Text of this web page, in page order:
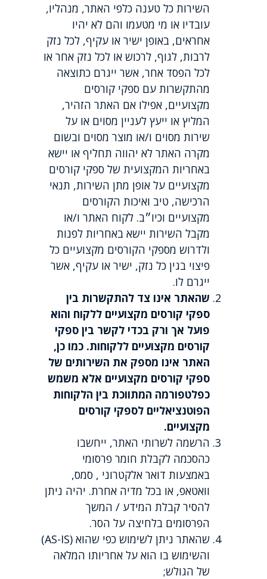
השירות כל טענה כלפי האתר, מנהליו,
עובדיו או מי מטעמו והם לא יהיו
אחראים, באופן ישיר או עקיף, לכל נזק
לרבות, לגוף, לרכוש או לכל נזק אחר או
לכל הפסד אחר, אשר ייגרם כתוצאה
מהתקשרות עם ספקי קורסים
מקצועיים, אפילו אם האתר הזהיר,
המליץ או ייעץ לעניין מסוים או על
שירות מסוים ו/או מוצר מסוים ובשום
מקרה האתר לא יהווה תחליף או יישא
באחריות המקצועית של ספקי קורסים
מקצועיים על אופן מתן השירות, תנאי
הרכישה, טיב ואיכות הקורסים
מקצועיים וכיו״ב. לקוח האתר ו/או
מקבל השירות יישא באחריות לפנות
ולדרוש מספקי הקורסים מקצועיים כל
פיצוי בגין כל נזק, ישיר או עקיף, אשר
ייגרם לו.
שהאתר אינו צד להתקשרות בין
ספקי קורסים מקצועיים ללקוח והוא
פועל אך ורק בכדי לקשר בין ספקי
קורסים מקצועיים ללקוחות. כמו כן,
האתר אינו מספק את השירותים של
ספקי קורסים מקצועיים אלא משמש
כפלטפורמה המתווכת בין הלקוחות
הפוטנציאליים לספקי קורסים
מקצועיים.
הרשמה לשרותי האתר, ייחשבו
כהסכמה לקבלת חומר פרסומי
באמצעות דואר אלקטרוני , סמס,
וואטאפ, או בכל מדיה אחרת. יהיה ניתן
להסיר קבלת המידע / המשך
הפרסומים בלחיצה על הסר.
שהאתר ניתן לשימוש כפי שהוא (AS-IS)
והשימוש בו הוא על אחריותו המלאה
של הגולש;